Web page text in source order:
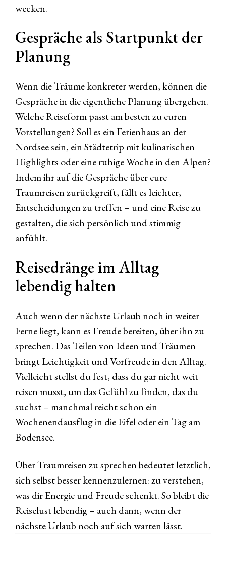
wecken.
Gespräche als Startpunkt der
Planung
Wenn die Träume konkreter werden, können die
Gespräche in die eigentliche Planung übergehen.
Welche Reiseform passt am besten zu euren
Vorstellungen? Soll es ein Ferienhaus an der
Nordsee sein, ein Städtetrip mit kulinarischen
Highlights oder eine ruhige Woche in den Alpen?
Indem ihr auf die Gespräche über eure
Traumreisen zurückgreift, fällt es leichter,
Entscheidungen zu treffen – und eine Reise zu
gestalten, die sich persönlich und stimmig
anfühlt.
Reisedränge im Alltag
lebendig halten
Auch wenn der nächste Urlaub noch in weiter
Ferne liegt, kann es Freude bereiten, über ihn zu
sprechen. Das Teilen von Ideen und Träumen
bringt Leichtigkeit und Vorfreude in den Alltag.
Vielleicht stellst du fest, dass du gar nicht weit
reisen musst, um das Gefühl zu finden, das du
suchst – manchmal reicht schon ein
Wochenendausflug in die Eifel oder ein Tag am
Bodensee.
Über Traumreisen zu sprechen bedeutet letztlich,
sich selbst besser kennenzulernen: zu verstehen,
was dir Energie und Freude schenkt. So bleibt die
Reiselust lebendig – auch dann, wenn der
nächste Urlaub noch auf sich warten lässt.